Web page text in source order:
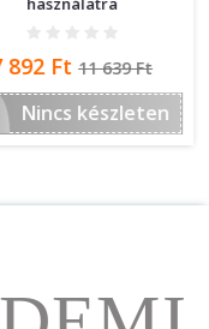
892 Ft Normál
ár
11 639 Ft
Nincs készleten